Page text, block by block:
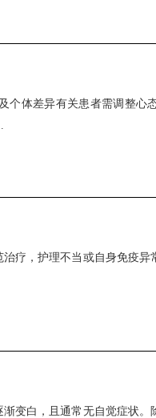
体差异有关患者需调整心
疗，护理不当或自身免疫
变白，且通常无自觉症状。